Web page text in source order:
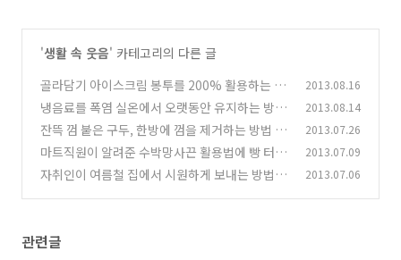
'생활 속 웃음' 카테고리의 다른 글
골라담기 아이스크림 봉투를 200% 활용하는 법
(6)
2013.08.16
냉음료를 폭염 실온에서 오랫동안 유지하는 방법
(29)
2013.08.14
잔뜩 껌 붙은 구두, 한방에 껌을 제거하는 방법
(1
6)
2013.07.26
마트직원이 알려준 수박망사끈 활용법에 빵 터져
(23)
2013.07.09
자취인이 여름철 집에서 시원하게 보내는 방법
2013.07.06
관련글